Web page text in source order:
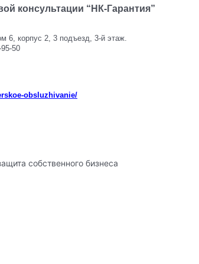
консультации “НК-Гарантия”
6, корпус 2, 3 подъезд, 3-й этаж.
50
-obsluzhivanie/